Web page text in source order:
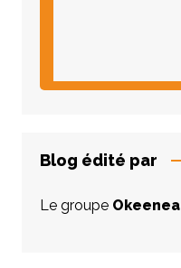
Blog édité par
Le groupe Okeenea